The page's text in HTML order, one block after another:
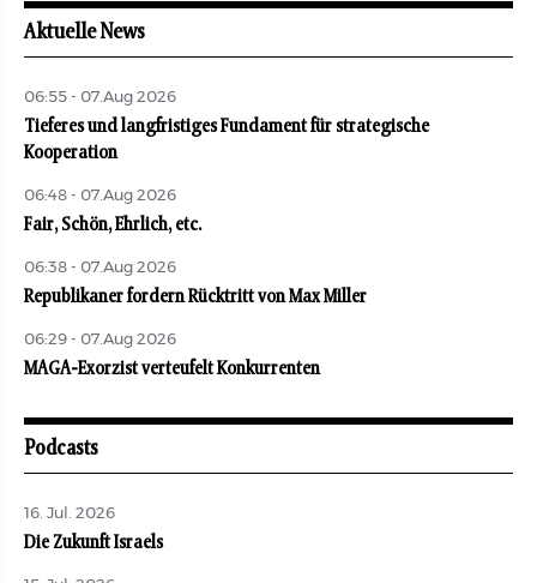
revue juive aufbau
Aktuelle News
06:55 - 07.Aug 2026
Tieferes und langfristiges Fundament für strategische
Kooperation
06:48 - 07.Aug 2026
Fair, Schön, Ehrlich, etc.
06:38 - 07.Aug 2026
Republikaner fordern Rücktritt von Max Miller
06:29 - 07.Aug 2026
MAGA-Exorzist verteufelt Konkurrenten
Podcasts
16. Jul. 2026
Die Zukunft Israels